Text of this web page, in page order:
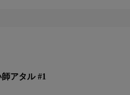
アタル #1